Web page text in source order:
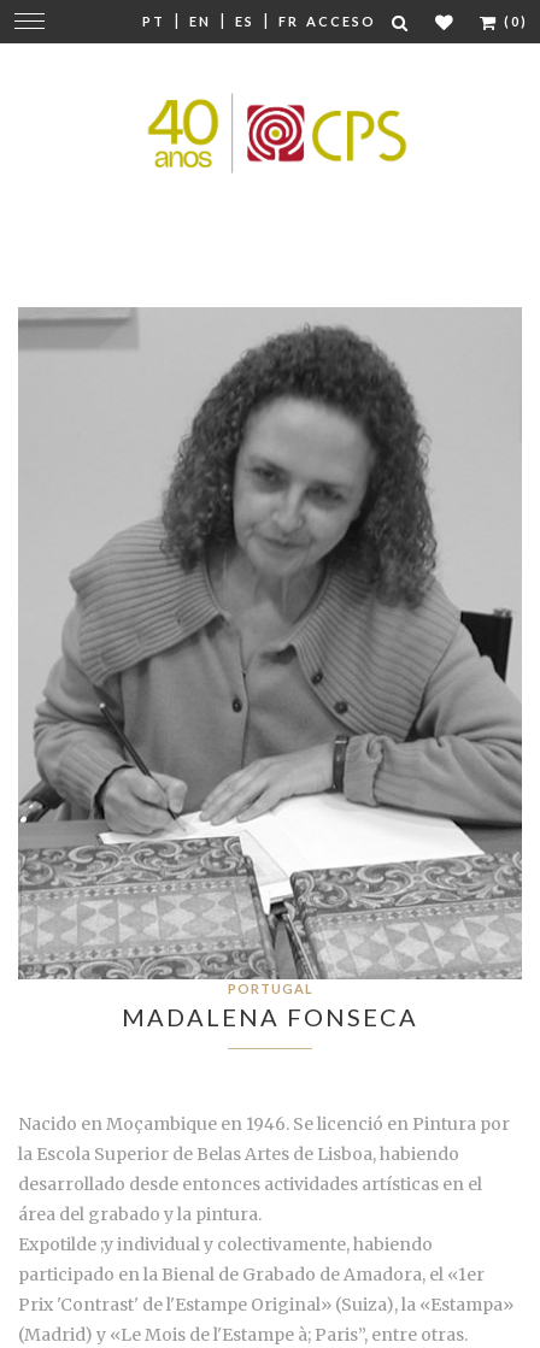
PT | EN | ES | FR ACCESO (0)
Cambiar
navegación
PORTUGAL
MADALENA FONSECA
Nacido en Moçambique en 1946. Se licenció en Pintura por
la Escola Superior de Belas Artes de Lisboa, habiendo
desarrollado desde entonces actividades artísticas en el
área del grabado y la pintura.
Expotilde ;y individual y colectivamente, habiendo
participado en la Bienal de Grabado de Amadora, el «1er
Prix 'Contrast' de l'Estampe Original» (Suiza), la «Estampa»
(Madrid) y «Le Mois de l'Estampe à; Paris”, entre otras.